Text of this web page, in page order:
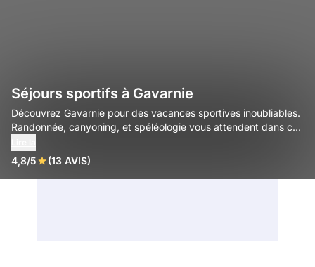
Séjours sportifs à Gavarnie
Découvrez Gavarnie pour des vacances sportives inoubliables.
Randonnée, canyoning, et spéléologie vous attendent dans ce
4,8/5 (13 AVIS)